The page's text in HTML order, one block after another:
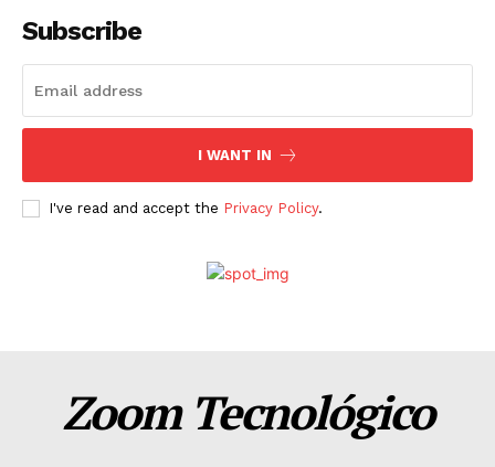
Subscribe
I WANT IN
I've read and accept the Privacy Policy.
Zoom Tecnológico